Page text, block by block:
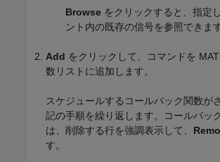
Browse をクリックすると、指定
ント内の既存の信号を参照できます
Add をクリックして、コマンドを
数リストに追加します。
スケジュールするコールバック関数が
記の手順を繰り返します。コールバッ
は、削除する行を強調表示して、
す。